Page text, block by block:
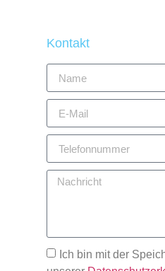
Kontakt
Ich bin mit der